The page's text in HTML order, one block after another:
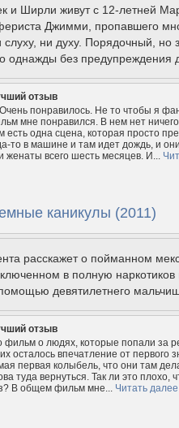
и Ширли живут с 12-летней
Джимми, пропавшего
слуху, ни духу. Порядочный,
однажды без предупреждения
отзыв
понравилось. Не то чтобы я
мне понравился. В нем нет
есть одна сцена, которая просто
то в машине и там идет дождь, и
женаты всего шесть месяцев. И...
каникулы (2011)
расскажет о пойманном
в полную
девятилетнего
отзыв
фильм о людях, которые попали за
осталось впечатление от первого
первая колыбель, что они там
туда вернуться. Так ли это плохо,
В общем фильм мне... Читать далее